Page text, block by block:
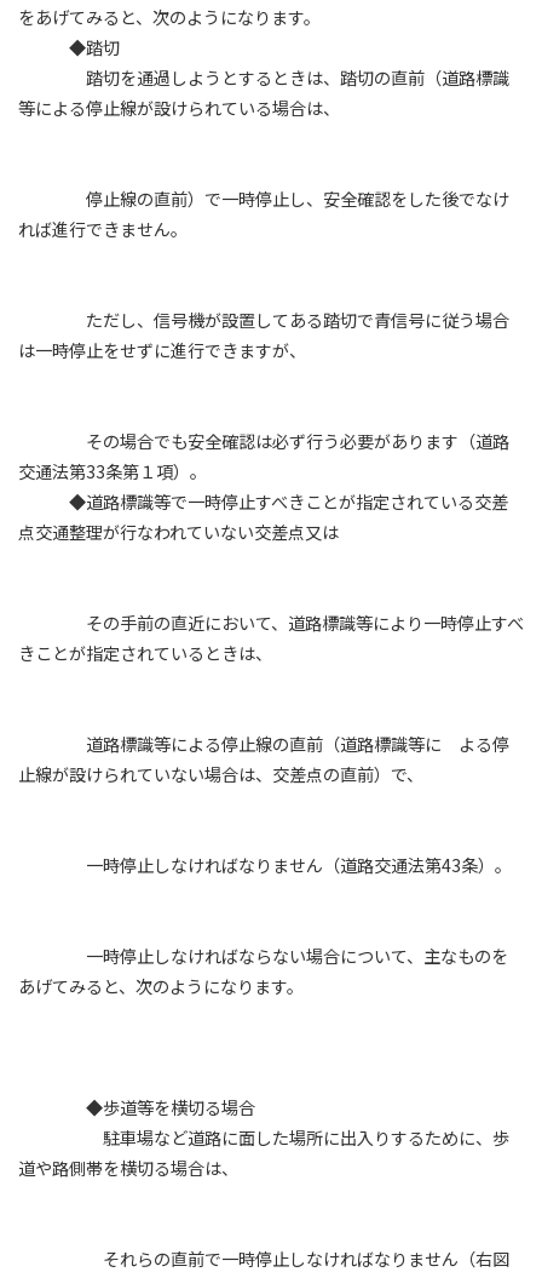
をあげてみると、次のようになります。
◆踏切
踏切を通過しようとするときは、踏切の直前（道路標識
等による停止線が設けられている場合は、
停止線の直前）で一時停止し、安全確認をした後でなけ
れば進行できません。
ただし、信号機が設置してある踏切で青信号に従う場合
は一時停止をせずに進行できますが、
その場合でも安全確認は必ず行う必要があります（道路
交通法第33条第１項）。
◆道路標識等で一時停止すべきことが指定されている交差
点交通整理が行なわれていない交差点又は
その手前の直近において、道路標識等により一時停止すべ
きことが指定されているときは、
道路標識等による停止線の直前（道路標識等に よる停
止線が設けられていない場合は、交差点の直前）で、
一時停止しなければなりません（道路交通法第43条）。
一時停止しなければならない場合について、主なものを
あげてみると、次のようになります。
◆歩道等を横切る場合
駐車場など道路に面した場所に出入りするために、歩
道や路側帯を横切る場合は、
それらの直前で一時停止しなければなりません（右図